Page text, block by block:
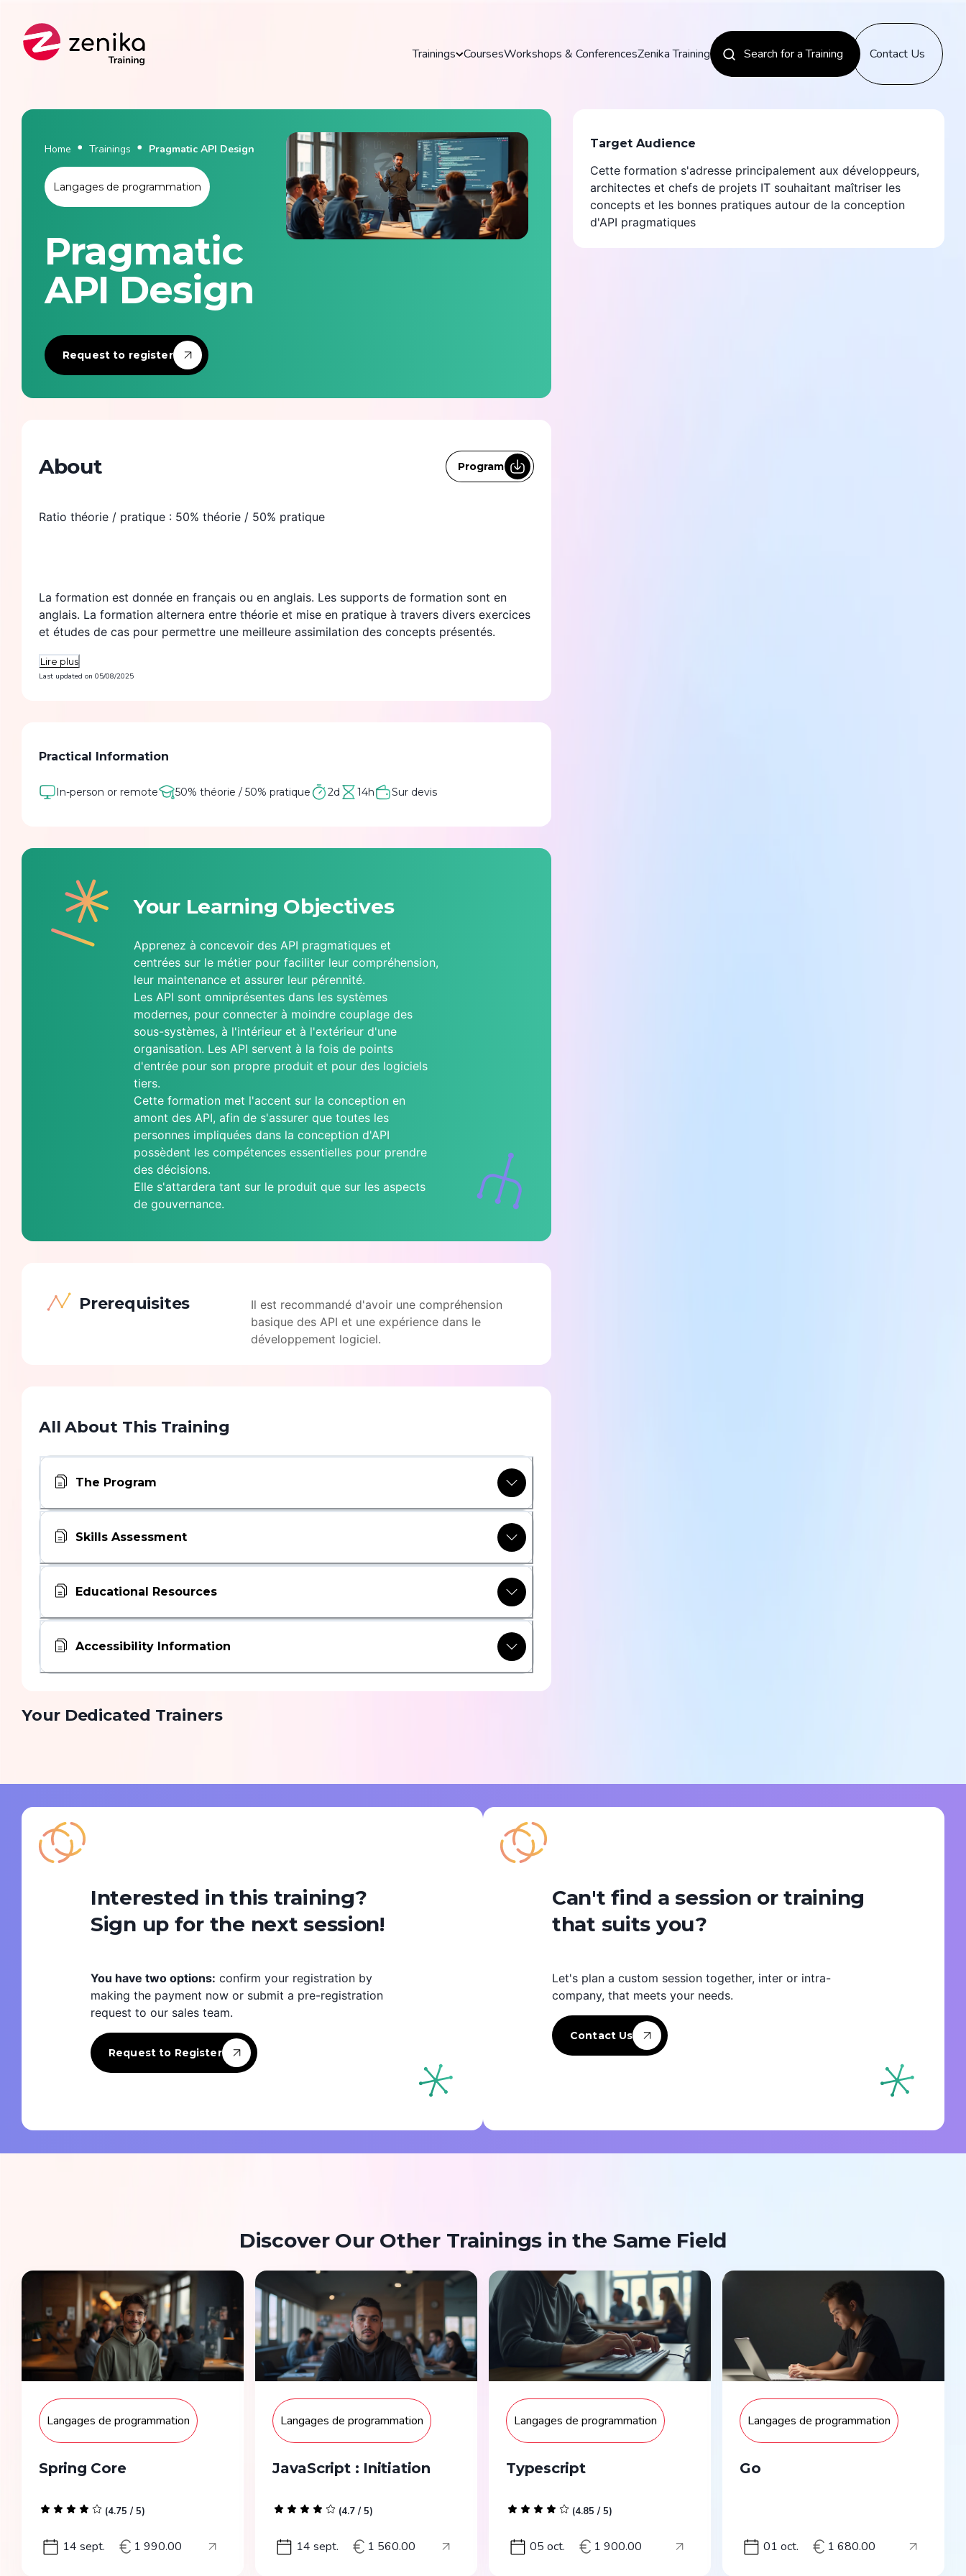
Trainings
Fields
Craftsmanship
Data
Front-end development
Artificial intelligence
Product management
Zenika Exclusive Trainings
Discover our practical and up-to-date training
courses to master key tools and technologies
in your field.
Explore all trainings
Discover
CoursesWorkshops & ConferencesZenika Training Search for a Training Contact Us
Home Trainings Pragmatic API Design
Langages de programmation
Pragmatic
API Design
Request to register
About Program
Ratio théorie / pratique : 50% théorie / 50% pratique
La formation est donnée en français ou en anglais. Les supports de formation sont en
anglais. La formation alternera entre théorie et mise en pratique à travers divers exercices
et études de cas pour permettre une meilleure assimilation des concepts présentés.
Lire plus
Last updated on 05/08/2025
Practical Information
In-person or remote 50% théorie / 50% pratique 2d 14h Sur devis
Your Learning Objectives
Apprenez à concevoir des API pragmatiques et
centrées sur le métier pour faciliter leur compréhension,
leur maintenance et assurer leur pérennité.
Les API sont omniprésentes dans les systèmes
modernes, pour connecter à moindre couplage des
sous-systèmes, à l'intérieur et à l'extérieur d'une
organisation. Les API servent à la fois de points
d'entrée pour son propre produit et pour des logiciels
tiers.
Cette formation met l'accent sur la conception en
amont des API, afin de s'assurer que toutes les
personnes impliquées dans la conception d'API
possèdent les compétences essentielles pour prendre
des décisions.
Elle s'attardera tant sur le produit que sur les aspects
de gouvernance.
Target Audience
Cette formation s'adresse principalement aux développeurs,
architectes et chefs de projets IT souhaitant maîtriser les
concepts et les bonnes pratiques autour de la conception
d'API pragmatiques
Prerequisites
Il est recommandé d'avoir une compréhension
basique des API et une expérience dans le
développement logiciel.
All About This Training
The Program
Skills Assessment
Educational Resources
Accessibility Information
Your Dedicated Trainers
Interested in this training?
Sign up for the next session!
You have two options: confirm your registration by
making the payment now or submit a pre-registration
request to our sales team.
Request to Register
Can't find a session or training
that suits you?
Let's plan a custom session together, inter or intra-
company, that meets your needs.
Contact Us
Discover Our Other Trainings in the Same Field
Langages de programmation
Spring Core
(4.75 / 5)
14 sept. 1 990.00
Langages de programmation
JavaScript : Initiation
(4.7 / 5)
14 sept. 1 560.00
Langages de programmation
Typescript
(4.85 / 5)
05 oct. 1 900.00
Langages de programmation
Go
01 oct. 1 680.00